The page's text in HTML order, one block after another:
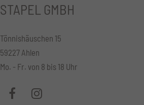
STAPEL GMBH
Tönnishäuschen 15
59227 Ahlen
Mo. - Fr. von 8 bis 18 Uhr